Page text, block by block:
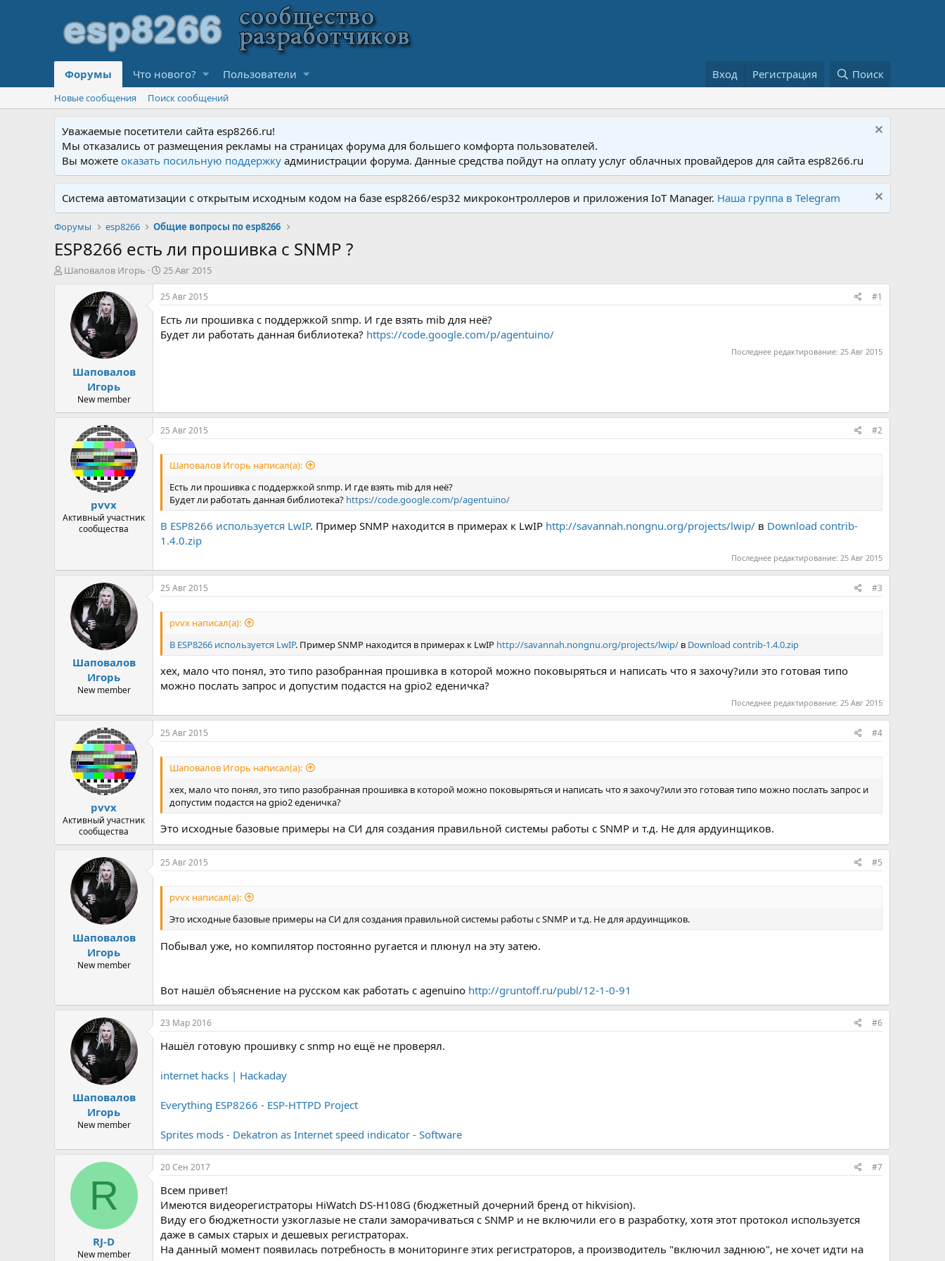
Форумы Что нового? Пользователи Вход Регистрация Поиск
Новые сообщения Поиск сообщений
Уважаемые посетители сайта esp8266.ru!
Мы отказались от размещения рекламы на страницах форума для большего комфорта пользователей.
Вы можетеоказать посильную поддержку администрации форума. Данные средства пойдут на оплату услуг облачных провайдеров для сайта esp8266.ru
Система автоматизации с открытым исходным кодом на базе esp8266/esp32 микроконтроллеров и приложения IoT Manager. Наша группа в Telegram
Форумы esp8266 Общие вопросы по esp8266
ESP8266 есть ли прошивка с SNMP ?
А
Шаповалов Игорь
Д
а
т
н
а
ч
25 Авг 2015
Шаповалов
Игорь
New member
25 Авг 2015 #1
Есть ли прошивка с поддержкой snmp. И где взять mib для неё?
Будет ли работать данная библиотека? https://code.google.com/p/agentuino/
Последнее редактирование: 25 Авг 2015
pvvx
Активный участник
сообщества
25 Авг 2015 #2
Шаповалов Игорь написал(а):
Есть ли прошивка с поддержкой snmp. И где взять mib для неё?
Будет ли работать данная библиотека? https://code.google.com/p/agentuino/
В ESP8266 используется LwIP. Пример SNMP находится в примерах к LwIP http://savannah.nongnu.org/projects/lwip/ в Download contrib-
1.4.0.zip
Последнее редактирование: 25 Авг 2015
Шаповалов
Игорь
New member
25 Авг 2015 #3
pvvx написал(а):
В ESP8266 используется LwIP. Пример SNMP находится в примерах к LwIP http://savannah.nongnu.org/projects/lwip/ в Download contrib-1.4.0.zip
хех, мало что понял, это типо разобранная прошивка в которой можно поковыряться и написать что я захочу?или это готовая типо
можно послать запрос и допустим подастся на gpio2 еденичка?
Последнее редактирование: 25 Авг 2015
pvvx
Активный участник
сообщества
25 Авг 2015 #4
Шаповалов Игорь написал(а):
хех, мало что понял, это типо разобранная прошивка в которой можно поковыряться и написать что я захочу?или это готовая типо можно послать запрос и
допустим подастся на gpio2 еденичка?
Это исходные базовые примеры на СИ для создания правильной системы работы с SNMP и т.д. Не для ардуинщиков.
Шаповалов
Игорь
New member
25 Авг 2015 #5
pvvx написал(а):
Это исходные базовые примеры на СИ для создания правильной системы работы с SNMP и т.д. Не для ардуинщиков.
Побывал уже, но компилятор постоянно ругается и плюнул на эту затею.
Вот нашёл объяснение на русском как работать с agenuino http://gruntoff.ru/publ/12-1-0-91
Шаповалов
Игорь
New member
23 Мар 2016 #6
Нашёл готовую прошивку с snmp но ещё не проверял.
internet hacks | Hackaday
Everything ESP8266 - ESP-HTTPD Project
Sprites mods - Dekatron as Internet speed indicator - Software
R
RJ-D
New member
20 Сен 2017 #7
Всем привет!
Имеются видеорегистраторы HiWatch DS-H108G (бюджетный дочерний бренд от hikvision).
Виду его бюджетности узкоглазые не стали заморачиваться с SNMP и не включили его в разработку, хотя этот протокол используется
даже в самых старых и дешевых регистраторах.
На данный момент появилась потребность в мониторинге этих регистраторов, а производитель "включил заднюю", не хочет идти на